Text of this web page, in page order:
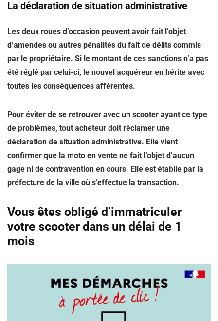
La déclaration de situation administrative
Les deux roues d’occasion peuvent avoir fait l’objet
d’amendes ou autres pénalités du fait de délits commis
par le propriétaire. Si le montant de ces sanctions n’a pas
été réglé par celui-ci, le nouvel acquéreur en hérite avec
toutes les conséquences afférentes.
Pour éviter de se retrouver avec un scooter ayant ce type
de problèmes, tout acheteur doit réclamer une
déclaration de situation administrative. Elle vient
confirmer que la moto en vente ne fait l’objet d’aucun
gage ni de contravention en cours. Elle est établie par la
préfecture de la ville où s’effectue la transaction.
Vous êtes obligé d’immatriculer
votre scooter dans un délai de 1
mois